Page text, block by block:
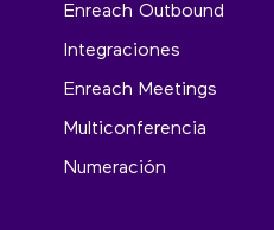
Enreach Outbound
Integraciones
Enreach Meetings
Multiconferencia
Numeración